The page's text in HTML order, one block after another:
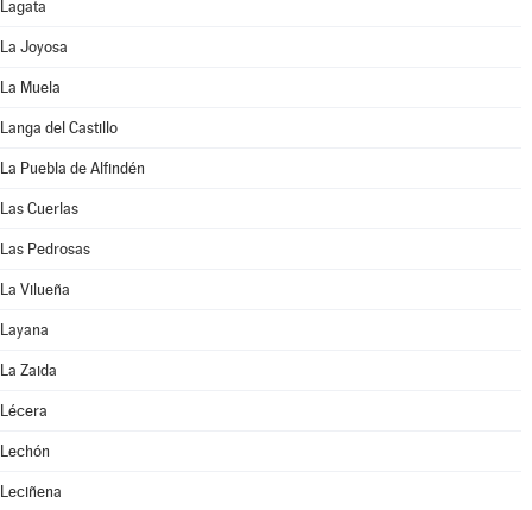
Lagata
La Joyosa
La Muela
Langa del Castillo
La Puebla de Alfindén
Las Cuerlas
Las Pedrosas
La Vilueña
Layana
La Zaida
Lécera
Lechón
Leciñena